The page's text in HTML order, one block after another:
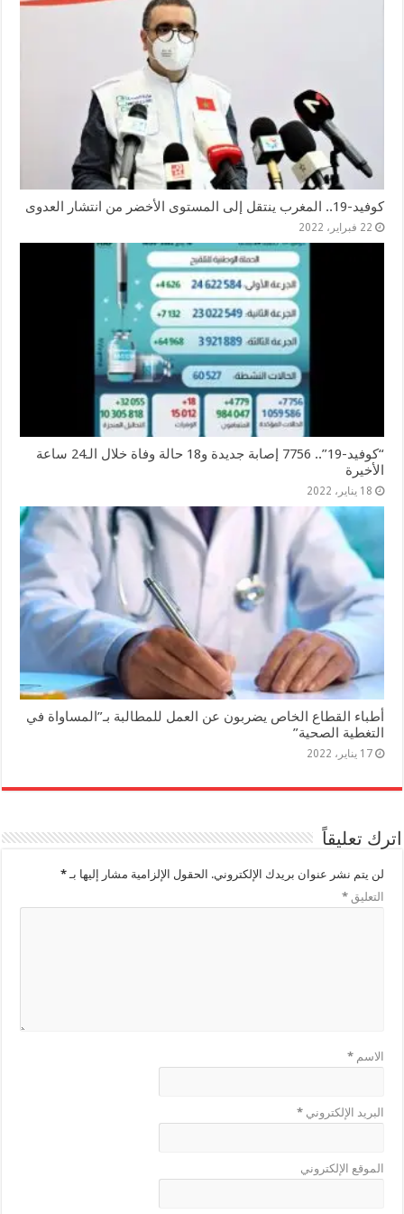
كوفيد-19.. المغرب ينتقل إلى المستوى الأخضر من انتشار العدوى
22 فبراير، 2022
“كوفيد-19”.. 7756 إصابة جديدة و18 حالة وفاة خلال الـ24 ساعة
الأخيرة
18 يناير، 2022
أطباء القطاع الخاص يضربون عن العمل للمطالبة بـ”المساواة في
التغطية الصحية”
17 يناير، 2022
اترك تعليقاً
لن يتم نشر عنوان بريدك الإلكتروني. الحقول الإلزامية مشار إليها بـ*
التعليق*
الاسم*
البريد الإلكتروني*
الموقع الإلكتروني